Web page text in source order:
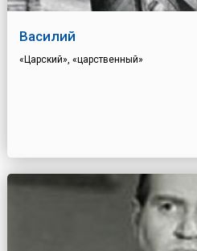
Василий
«Царский», «царственный»